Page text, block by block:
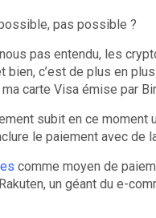
pas possible ?
pas entendu, les
bien, c’est de plus en
carte Visa émise par
subit en ce
le paiement avec de
comme moyen de
un géant du e-